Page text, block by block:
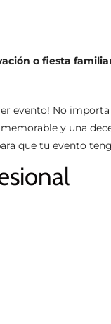
o fiesta
evento! No
y una
que tu evento